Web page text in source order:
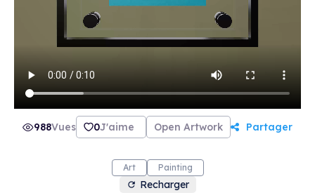
988Vues 0J'aime Open Artwork Partager
Art Painting
Recharger